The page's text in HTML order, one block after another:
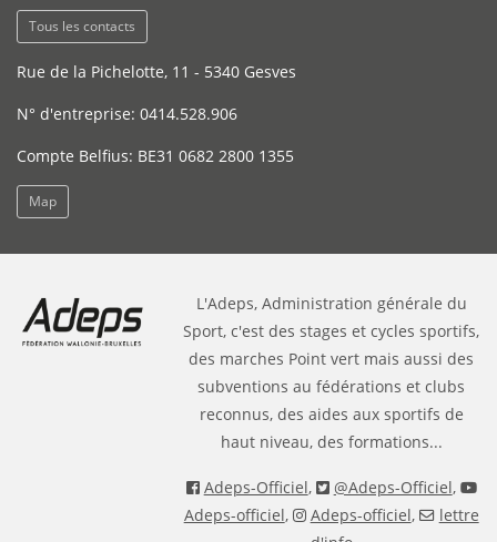
Tous les contacts
Rue de la Pichelotte, 11 - 5340 Gesves
N° d'entreprise: 0414.528.906
Compte Belfius: BE31 0682 2800 1355
Map
L'Adeps, Administration générale du
Sport, c'est des stages et cycles sportifs,
des marches Point vert mais aussi des
subventions au fédérations et clubs
reconnus, des aides aux sportifs de
haut niveau, des formations...
Adeps-Officiel, @Adeps-Officiel,
Adeps-officiel, Adeps-officiel,
lettre